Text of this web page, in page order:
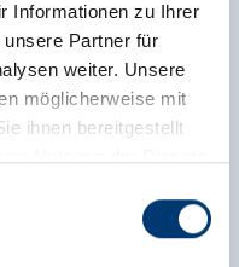
Informationen zu Ihrer
Partner für
weiter. Unsere
möglicherweise mit
ihnen bereitgestellt